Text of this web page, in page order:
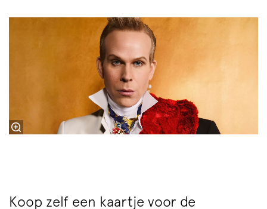
Koop zelf een kaartje voor de